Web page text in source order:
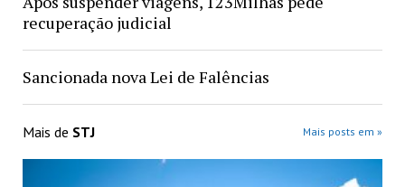
recuperação judicial
Sancionada nova Lei de Falências
Mais de STJ Mais posts em »